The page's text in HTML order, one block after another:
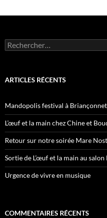
Rechercher :
ARTICLES RÉCENTS
Mandopolis festival à
L’œuf et la main chez Chine et
Retour sur notre soirée Mare
Sortie de L’œuf et la main au
Urgence de vivre en musique
COMMENTAIRES RÉCENTS